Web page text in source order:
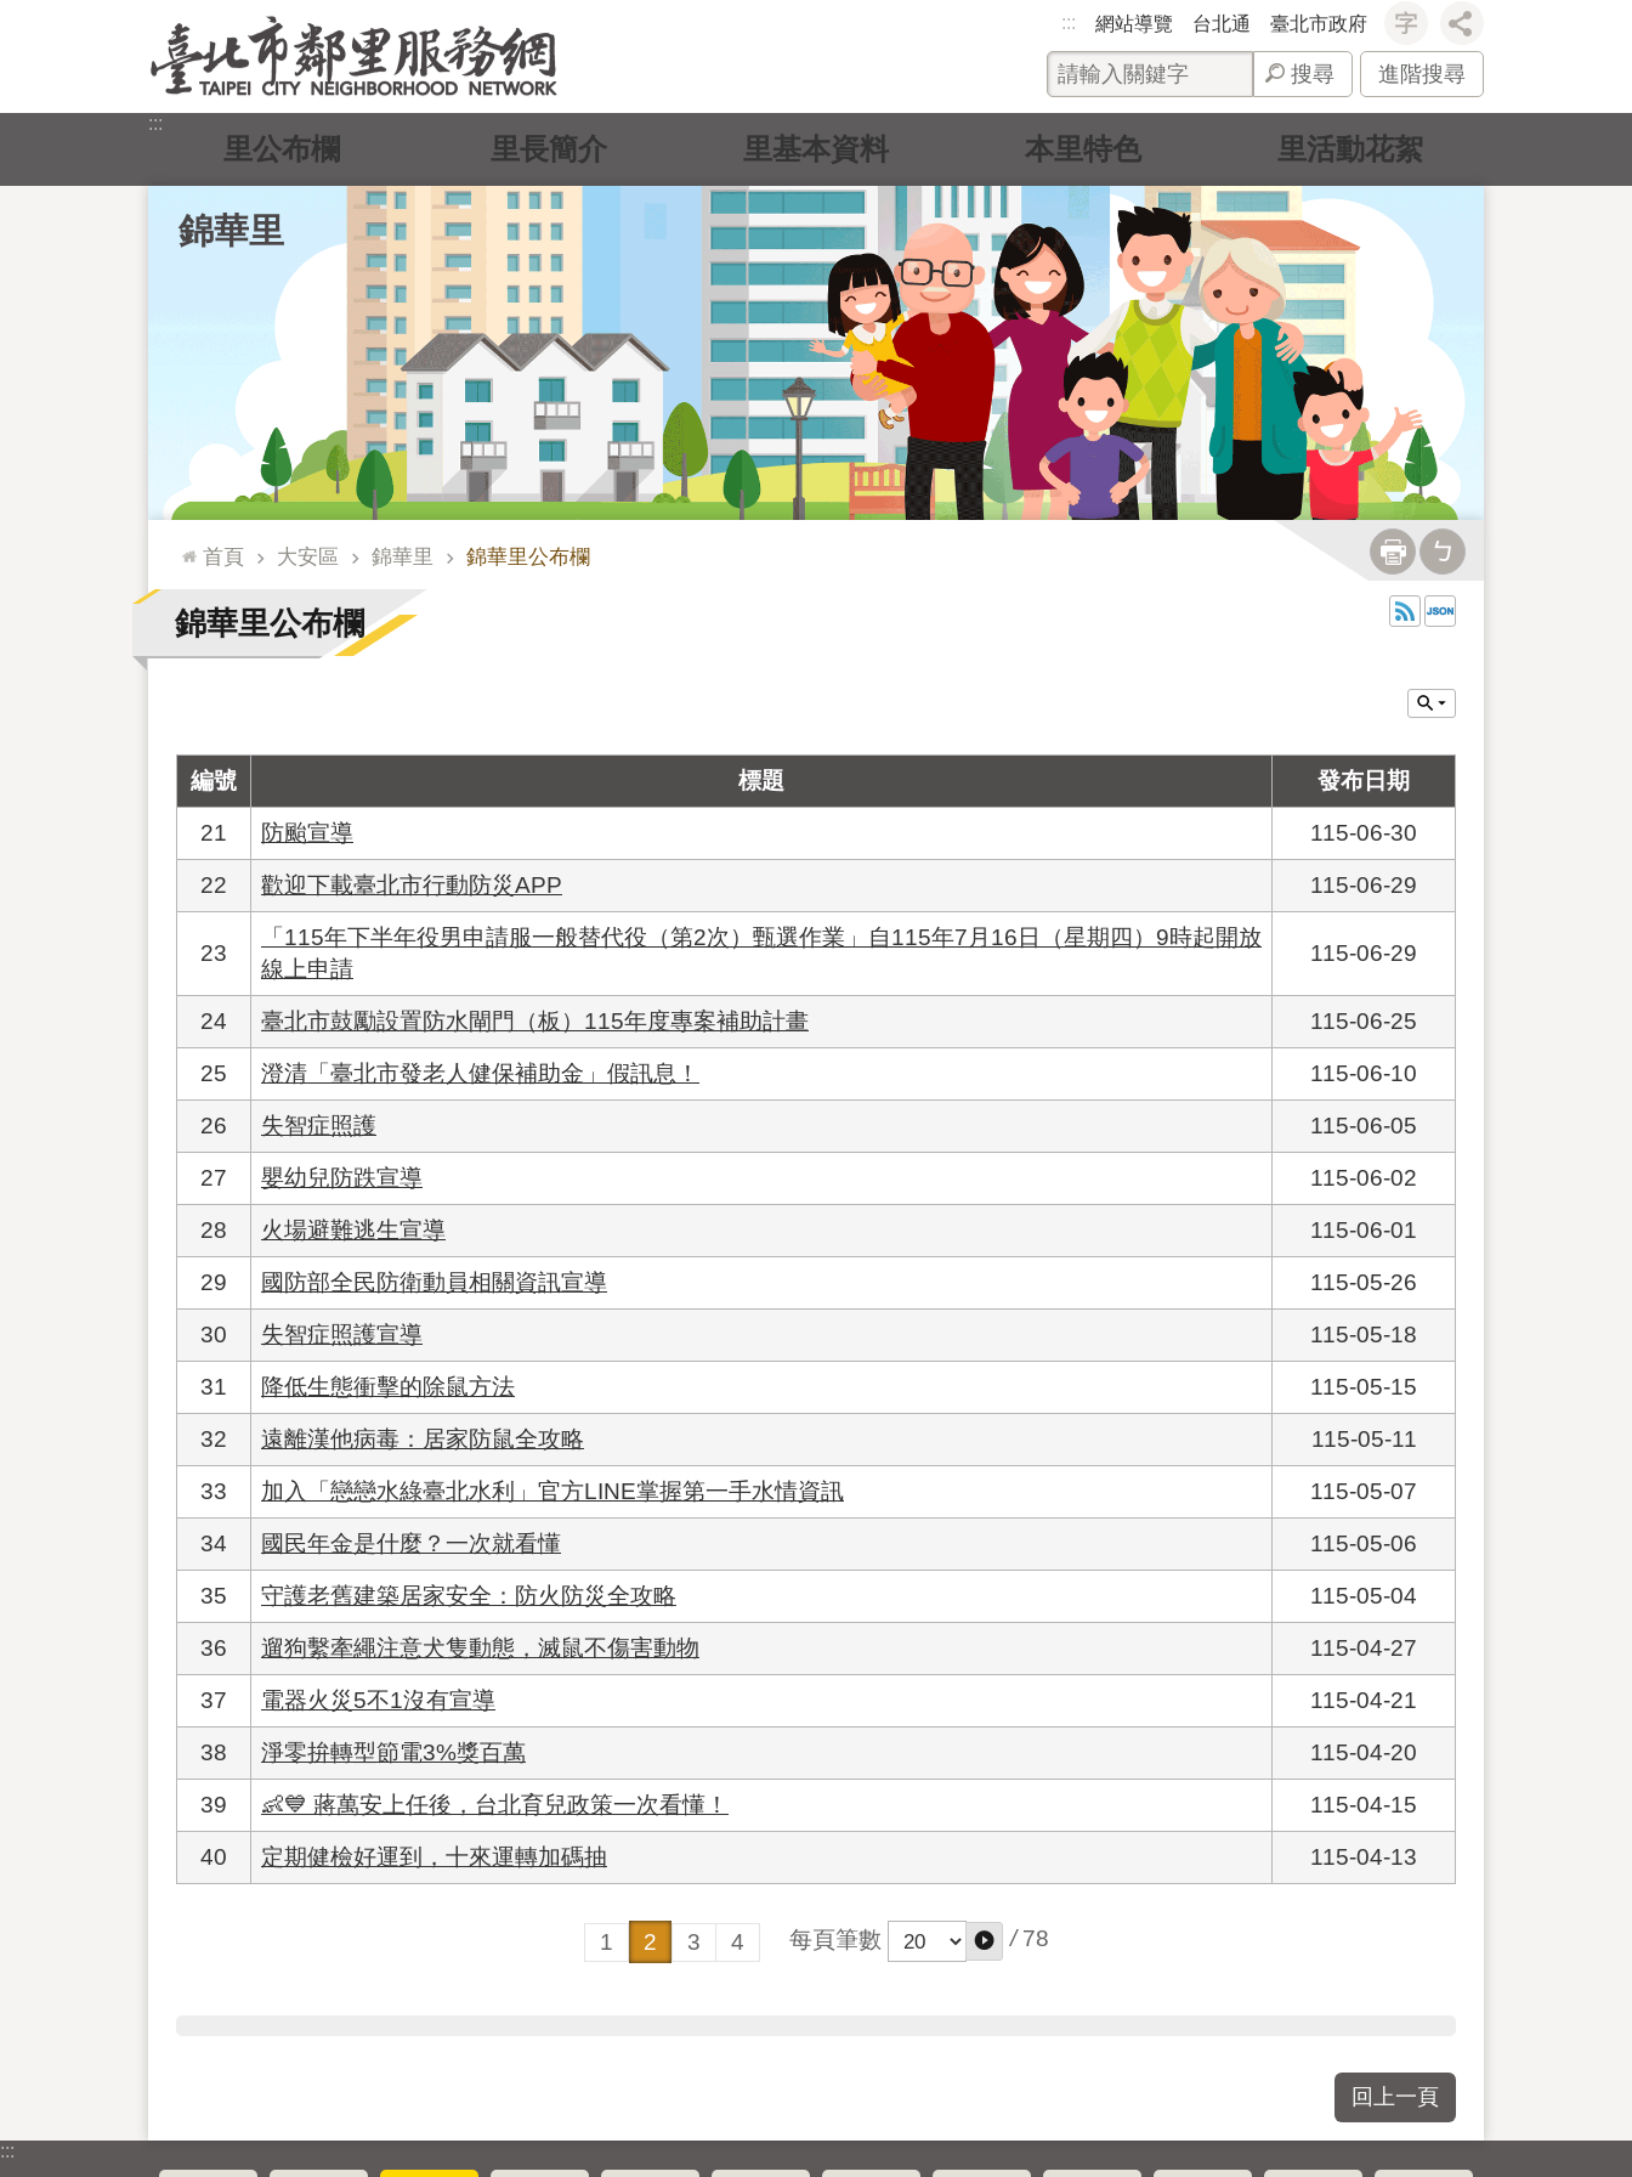
::: 網站導覽 台北通 臺北市政府
搜尋 進階搜尋
:::
錦華里
里公布欄 里長簡介 里基本資料 本里特色 里活動花絮
::: 首頁 大安區 錦華里 錦華里公布欄
錦華里公布欄
編號 標題 發布日期
21 防颱宣導 115-06-30
22 歡迎下載臺北市行動防災APP 115-06-29
23
「115年下半年役男申請服一般替代役（第2次）甄選作業」自115年7月16日（星期四）9時起開放
線上申請
115-06-29
24 臺北市鼓勵設置防水閘門（板）115年度專案補助計畫 115-06-25
25 澄清「臺北市發老人健保補助金」假訊息！ 115-06-10
26 失智症照護 115-06-05
27 嬰幼兒防跌宣導 115-06-02
28 火場避難逃生宣導 115-06-01
29 國防部全民防衛動員相關資訊宣導 115-05-26
30 失智症照護宣導 115-05-18
31 降低生態衝擊的除鼠方法 115-05-15
32 遠離漢他病毒：居家防鼠全攻略 115-05-11
33 加入「戀戀水綠臺北水利」官方LINE掌握第一手水情資訊 115-05-07
34 國民年金是什麼？一次就看懂 115-05-06
35 守護老舊建築居家安全：防火防災全攻略 115-05-04
36 遛狗繫牽繩注意犬隻動態，滅鼠不傷害動物 115-04-27
37 電器火災5不1沒有宣導 115-04-21
38 淨零拚轉型節電3%獎百萬 115-04-20
39 👶💙 蔣萬安上任後，台北育兒政策一次看懂！ 115-04-15
40 定期健檢好運到，十來運轉加碼抽 115-04-13
1 2 3 4 每頁筆數 / 78
回上一頁
:::